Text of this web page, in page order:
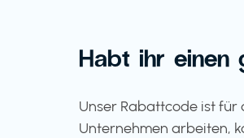
Habt ihr einen
Unser Rabattcode ist für
Unternehmen arbeiten,